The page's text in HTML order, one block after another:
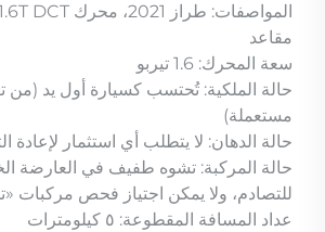
مقاعد
سعة المحرك: 1.6 تيربو
حالة الملكية: تُحتسب كسيارة أول يد (من
مستعملة)
حالة الدهان: لا يتطلب أي استثمار لإعادة
حالة المركبة: تشوه طفيف في العارضة
للتصادم، ولا يمكن اجتياز فحص مركبات
عداد المسافة المقطوعة: ٥ كيلومترات